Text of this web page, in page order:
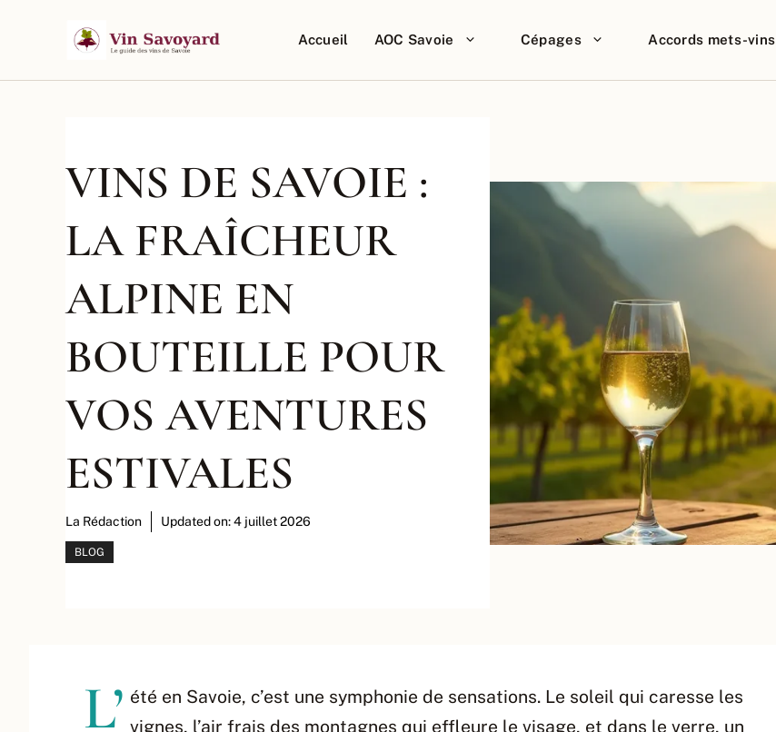
Accueil AOC Savoie Cépages Accords mets-vins
VINS DE SAVOIE :
LA FRAÎCHEUR
ALPINE EN
BOUTEILLE POUR
VOS AVENTURES
ESTIVALES
La Rédaction Updated on:4 juillet 2026
BLOG
L’ été en Savoie, c’est une symphonie de sensations. Le soleil qui caresse les
vignes, l’air frais des montagnes qui effleure le visage, et dans le verre, un